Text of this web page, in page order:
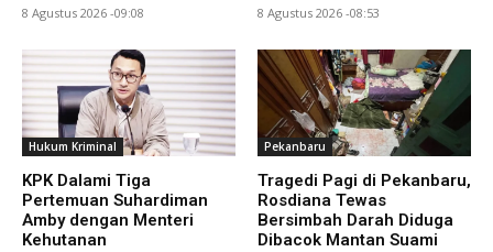
8 Agustus 2026 -09:08 8 Agustus 2026 -08:53
Hukum Kriminal
KPK Dalami Tiga
Pertemuan Suhardiman
Amby dengan Menteri
Kehutanan
Pekanbaru
Tragedi Pagi di Pekanbaru,
Rosdiana Tewas
Bersimbah Darah Diduga
Dibacok Mantan Suami